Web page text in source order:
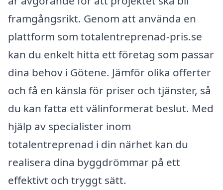
framgångsrikt. Genom att använda en
plattform som totalentreprenad-pris.se
kan du enkelt hitta ett företag som passar
dina behov i Götene. Jämför olika offerter
och få en känsla för priser och tjänster, så
du kan fatta ett välinformerat beslut. Med
hjälp av specialister inom
totalentreprenad i din närhet kan du
realisera dina byggdrömmar på ett
effektivt och tryggt sätt.